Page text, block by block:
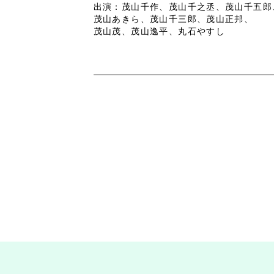
出演：茂山千作、茂山千之丞、茂山千五郎
茂山あきら、茂山千三郎、茂山正邦、
茂山茂、茂山逸平、丸石やすし